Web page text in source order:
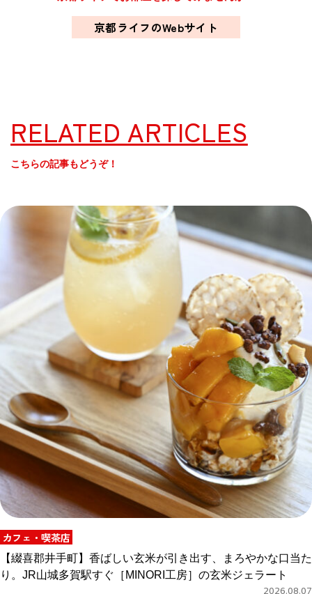
京都ライフのWebサイト
RELATED ARTICLES
こちらの記事もどうぞ！
カフェ・喫茶店
【綴喜郡井手町】香ばしい玄米が引き出す、まろやかな口当た
り。JR山城多賀駅すぐ［MINORI工房］の玄米ジェラート
2026.08.07